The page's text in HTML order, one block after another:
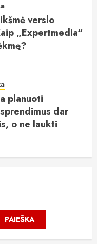
verslo
„Expertmedia“
planuoti
dar
o ne laukti
PAIEŠKA